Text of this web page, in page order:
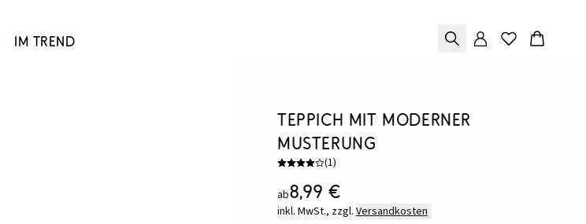
Im Trend
Teppich mit moderner
Musterung
(1)
ab8,99 €
inkl. MwSt., zzgl. Versandkosten